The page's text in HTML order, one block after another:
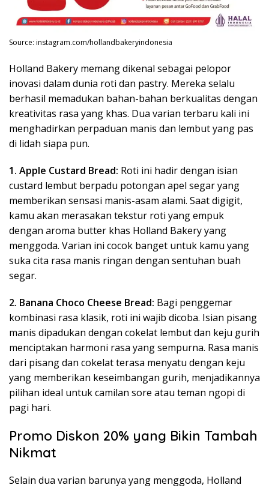
Source: instagram.com/hollandbakeryindonesia
Holland Bakery memang dikenal sebagai pelopor
inovasi dalam dunia roti dan pastry. Mereka selalu
berhasil memadukan bahan-bahan berkualitas dengan
kreativitas rasa yang khas. Dua varian terbaru kali ini
menghadirkan perpaduan manis dan lembut yang pas
di lidah siapa pun.
1. Apple Custard Bread: Roti ini hadir dengan isian
custard lembut berpadu potongan apel segar yang
memberikan sensasi manis-asam alami. Saat digigit,
kamu akan merasakan tekstur roti yang empuk
dengan aroma butter khas Holland Bakery yang
menggoda. Varian ini cocok banget untuk kamu yang
suka cita rasa manis ringan dengan sentuhan buah
segar.
2. Banana Choco Cheese Bread: Bagi penggemar
kombinasi rasa klasik, roti ini wajib dicoba. Isian pisang
manis dipadukan dengan cokelat lembut dan keju gurih
menciptakan harmoni rasa yang sempurna. Rasa manis
dari pisang dan cokelat terasa menyatu dengan keju
yang memberikan keseimbangan gurih, menjadikannya
pilihan ideal untuk camilan sore atau teman ngopi di
pagi hari.
Promo Diskon 20% yang Bikin Tambah
Nikmat
Selain dua varian barunya yang menggoda, Holland